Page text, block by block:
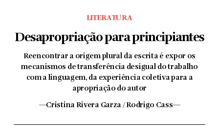
LITERATURA
Desapropriação para principiantes
Reencontrar a origem plural da escrita é expor os
mecanismos de transferência desigual do trabalho
com a linguagem, da experiência coletiva para a
apropriação do autor
—Cristina Rivera Garza / Rodrigo Cass—